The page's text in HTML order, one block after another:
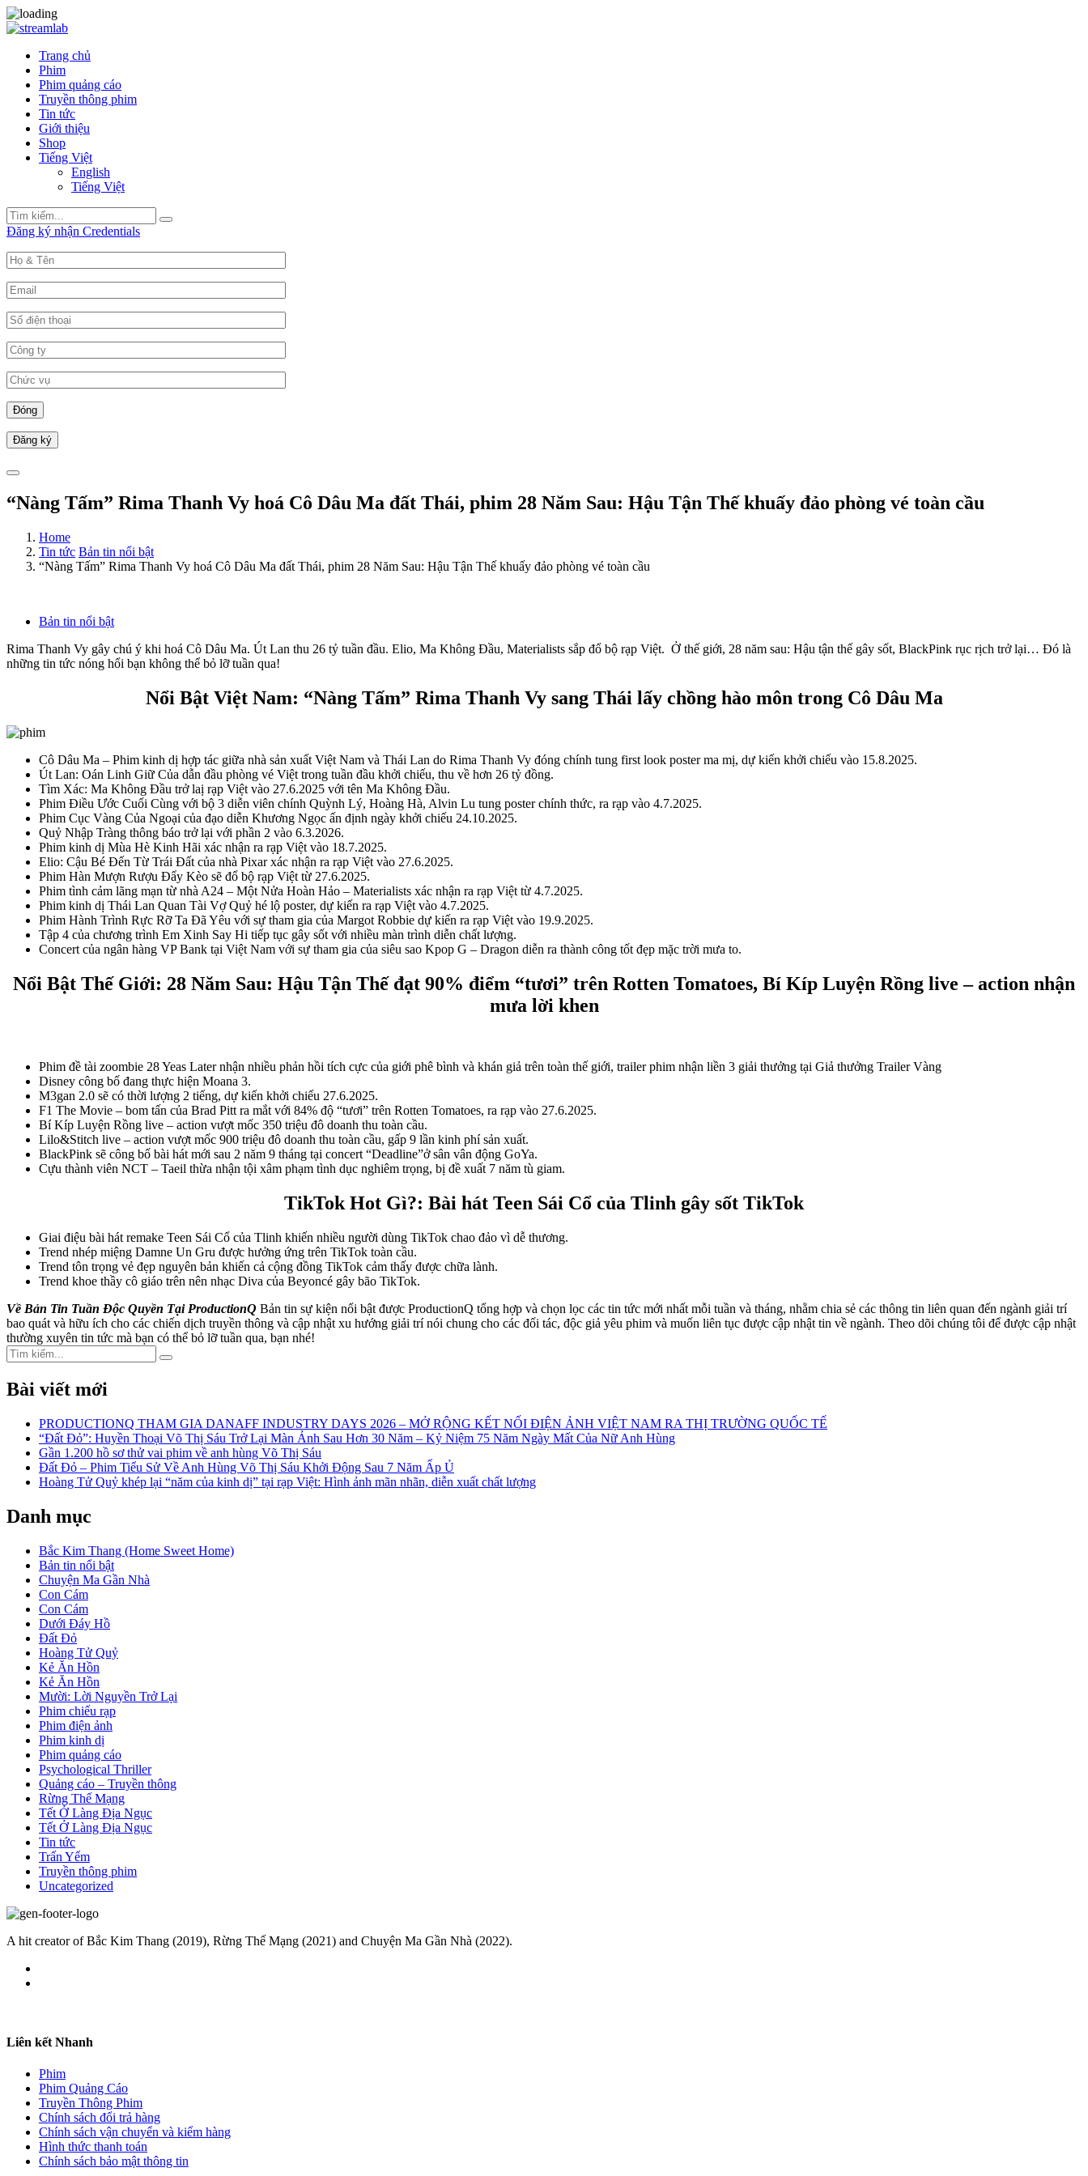
Trang chủ
Phim
Phim quảng cáo
Truyền thông phim
Tin tức
Giới thiệu
Shop
Tiếng Việt
English
Tiếng Việt
Search
for:
Search
Đăng ký nhận Credentials
Đóng
“Nàng Tấm” Rima Thanh Vy hoá Cô Dâu Ma đất Thái, phim 28 Năm Sau: Hậu Tận Thế khuấy đảo phòng vé toàn cầu
Home
Tin tức Bản tin nổi bật
“Nàng Tấm” Rima Thanh Vy hoá Cô Dâu Ma đất Thái, phim 28 Năm Sau: Hậu Tận Thế khuấy đảo phòng vé toàn cầu
Bản tin nổi bật
Rima Thanh Vy gây chú ý khi hoá Cô Dâu Ma. Út Lan thu 26 tỷ tuần đầu. Elio, Ma Không Đầu, Materialists sắp đổ bộ rạp Việt. Ở thế giới, 28 năm sau: Hậu tận thế gây sốt, BlackPink rục rịch trở lại… Đó là
những tin tức nóng hổi bạn không thể bỏ lỡ tuần qua!
Nổi Bật Việt Nam: “Nàng Tấm” Rima Thanh Vy sang Thái lấy chồng hào môn trong Cô Dâu Ma
Cô Dâu Ma – Phim kinh dị hợp tác giữa nhà sản xuất Việt Nam và Thái Lan do Rima Thanh Vy đóng chính tung first look poster ma mị, dự kiến khởi chiếu vào 15.8.2025.
Út Lan: Oán Linh Giữ Của dẫn đầu phòng vé Việt trong tuần đầu khởi chiếu, thu về hơn 26 tỷ đồng.
Tìm Xác: Ma Không Đầu trở laị rạp Việt vào 27.6.2025 với tên Ma Không Đầu.
Phim Điều Ước Cuối Cùng với bộ 3 diễn viên chính Quỳnh Lý, Hoàng Hà, Alvin Lu tung poster chính thức, ra rạp vào 4.7.2025.
Phim Cục Vàng Của Ngoại của đạo diễn Khương Ngọc ấn định ngày khởi chiếu 24.10.2025.
Quỷ Nhập Tràng thông báo trở lại với phần 2 vào 6.3.2026.
Phim kinh dị Mùa Hè Kinh Hãi xác nhận ra rạp Việt vào 18.7.2025.
Elio: Cậu Bé Đến Từ Trái Đất của nhà Pixar xác nhận ra rạp Việt vào 27.6.2025.
Phim Hàn Mượn Rượu Đẩy Kèo sẽ đổ bộ rạp Việt từ 27.6.2025.
Phim tình cảm lãng mạn từ nhà A24 – Một Nửa Hoàn Hảo – Materialists xác nhận ra rạp Việt từ 4.7.2025.
Phim kinh dị Thái Lan Quan Tài Vợ Quỷ hé lộ poster, dự kiến ra rạp Việt vào 4.7.2025.
Phim Hành Trình Rực Rỡ Ta Đã Yêu với sự tham gia của Margot Robbie dự kiến ra rạp Việt vào 19.9.2025.
Tập 4 của chương trình Em Xinh Say Hi tiếp tục gây sốt với nhiều màn trình diễn chất lượng.
Concert của ngân hàng VP Bank tại Việt Nam với sự tham gia của siêu sao Kpop G – Dragon diễn ra thành công tốt đẹp mặc trời mưa to.
Nổi Bật Thế Giới: 28 Năm Sau: Hậu Tận Thế đạt 90% điểm “tươi” trên Rotten Tomatoes, Bí Kíp Luyện Rồng live – action nhận
mưa lời khen
Phim đề tài zoombie 28 Yeas Later nhận nhiều phản hồi tích cực của giới phê bình và khán giả trên toàn thế giới, trailer phim nhận liền 3 giải thưởng tại Giả thưởng Trailer Vàng
Disney công bố đang thực hiện Moana 3.
M3gan 2.0 sẽ có thời lượng 2 tiếng, dự kiến khởi chiếu 27.6.2025.
F1 The Movie – bom tấn của Brad Pitt ra mắt với 84% độ “tươi” trên Rotten Tomatoes, ra rạp vào 27.6.2025.
Bí Kíp Luyện Rồng live – action vượt mốc 350 triệu đô doanh thu toàn cầu.
Lilo&Stitch live – action vượt mốc 900 triệu đô doanh thu toàn cầu, gấp 9 lần kinh phí sản xuất.
BlackPink sẽ công bố bài hát mới sau 2 năm 9 tháng tại concert “Deadline”ở sân vân động GoYa.
Cựu thành viên NCT – Taeil thừa nhận tội xâm phạm tình dục nghiêm trọng, bị đề xuất 7 năm tù giam.
TikTok Hot Gì?: Bài hát Teen Sái Cổ của Tlinh gây sốt TikTok
Giai điệu bài hát remake Teen Sái Cổ của Tlinh khiến nhiều người dùng TikTok chao đảo vì dễ thương.
Trend nhép miệng Damne Un Gru được hưởng ứng trên TikTok toàn cầu.
Trend tôn trọng vẻ đẹp nguyên bản khiến cả cộng đồng TikTok cảm thấy được chữa lành.
Trend khoe thầy cô giáo trên nên nhạc Diva của Beyoncé gây bão TikTok.
Về Bản Tin Tuần Độc Quyền Tại ProductionQ Bản tin sự kiện nổi bật được ProductionQ tổng hợp và chọn lọc các tin tức mới nhất mỗi tuần và tháng, nhằm chia sẻ các thông tin liên quan đến ngành giải trí
bao quát và hữu ích cho các chiến dịch truyền thông và cập nhật xu hướng giải trí nói chung cho các đối tác, độc giả yêu phim và muốn liên tục được cập nhật tin về ngành. Theo dõi chúng tôi để được cập nhật
thường xuyên tin tức mà bạn có thể bỏ lỡ tuần qua, bạn nhé!
Search
for:
Search
Bài viết mới
PRODUCTIONQ THAM GIA DANAFF INDUSTRY DAYS 2026 – MỞ RỘNG KẾT NỐI ĐIỆN ẢNH VIỆT NAM RA THỊ TRƯỜNG QUỐC TẾ
“Đất Đỏ”: Huyền Thoại Võ Thị Sáu Trở Lại Màn Ảnh Sau Hơn 30 Năm – Kỷ Niệm 75 Năm Ngày Mất Của Nữ Anh Hùng
Gần 1.200 hồ sơ thử vai phim về anh hùng Võ Thị Sáu
Đất Đỏ – Phim Tiểu Sử Về Anh Hùng Võ Thị Sáu Khởi Động Sau 7 Năm Ấp Ủ
Hoàng Tử Quỷ khép lại “năm của kinh dị” tại rạp Việt: Hình ảnh mãn nhãn, diễn xuất chất lượng
Danh mục
Bắc Kim Thang (Home Sweet Home)
Bản tin nổi bật
Chuyện Ma Gần Nhà
Con Cám
Con Cám
Dưới Đáy Hồ
Đất Đỏ
Hoàng Tử Quỷ
Kẻ Ăn Hồn
Kẻ Ăn Hồn
Mười: Lời Nguyền Trở Lại
Phim chiếu rạp
Phim điện ảnh
Phim kinh dị
Phim quảng cáo
Psychological Thriller
Quảng cáo – Truyền thông
Rừng Thế Mạng
Tết Ở Làng Địa Ngục
Tết Ở Làng Địa Ngục
Tin tức
Trấn Yểm
Truyền thông phim
Uncategorized
A hit creator of Bắc Kim Thang (2019), Rừng Thế Mạng (2021) and Chuyện Ma Gần Nhà (2022).
Liên kết Nhanh
Phim
Phim Quảng Cáo
Truyền Thông Phim
Chính sách đổi trả hàng
Chính sách vận chuyển và kiểm hàng
Hình thức thanh toán
Chính sách bảo mật thông tin